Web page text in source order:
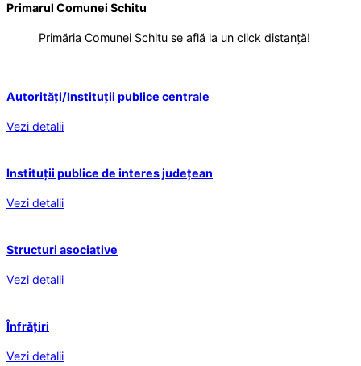
Primarul Comunei Schitu
Primăria Comunei Schitu se află la un click distanță!
Autorități/Instituții publice centrale
Vezi detalii
Instituții publice de interes județean
Vezi detalii
Structuri asociative
Vezi detalii
Înfrățiri
Vezi detalii